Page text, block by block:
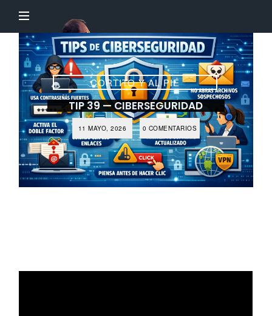
Profesor
Chillón
CORTITO Y AL PIE
TIP 39 — CIBERSEGURIDAD
11 MAYO, 2026 0 COMENTARIOS